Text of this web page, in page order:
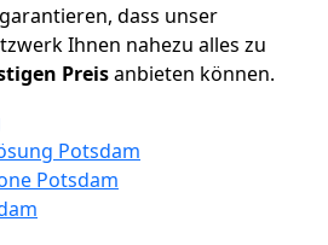
dass unser
Ihnen nahezu alles zu
Preisanbieten können.
Potsdam
Potsdam